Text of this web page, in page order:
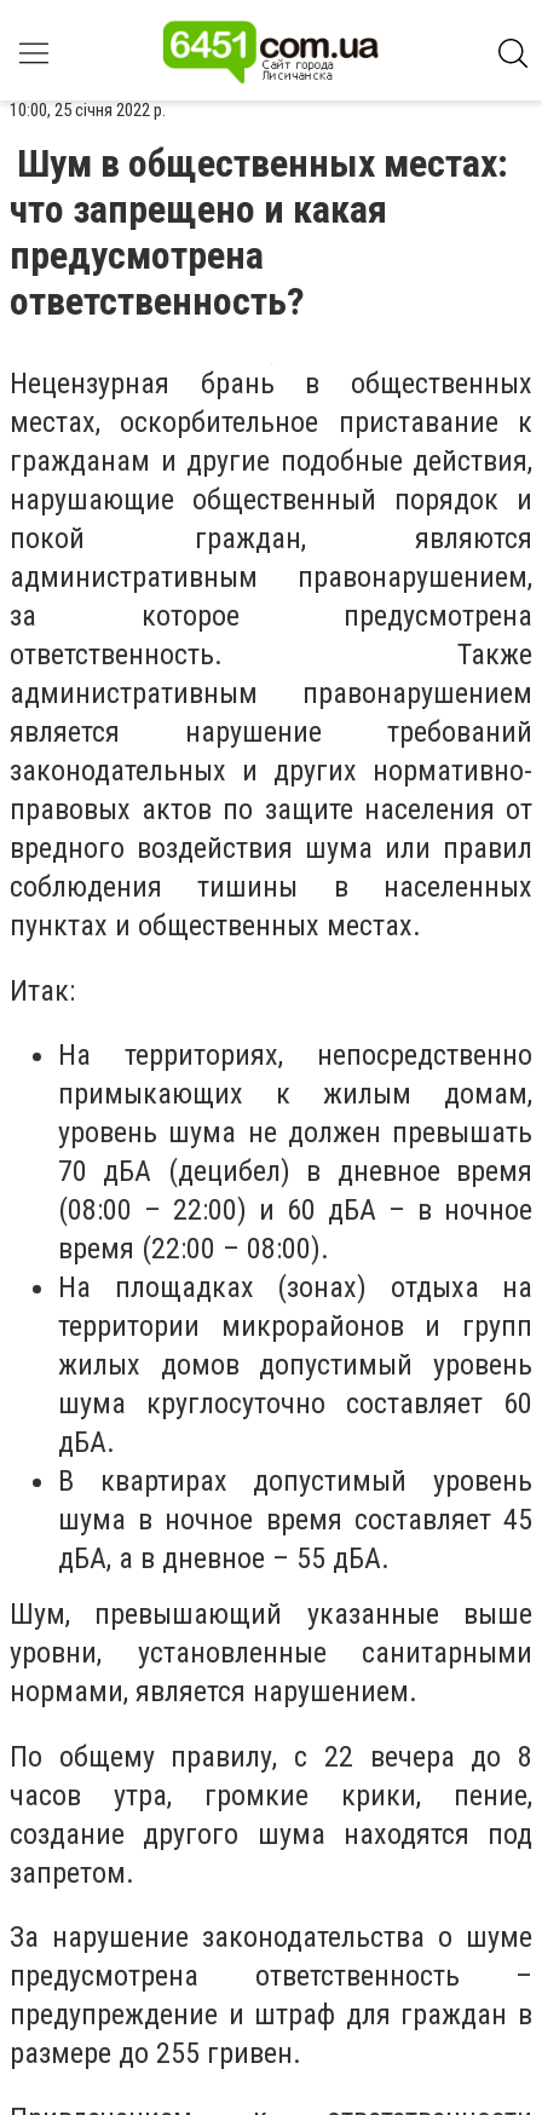
10:00, 25 січня 2022 р.
Шум в общественных местах:
что запрещено и какая
предусмотрена
ответственность?
Нецензурная брань в общественных
местах, оскорбительное приставание к
гражданам и другие подобные действия,
нарушающие общественный порядок и
покой граждан, являются
административным правонарушением,
за которое предусмотрена
ответственность. Также
административным правонарушением
является нарушение требований
законодательных и других нормативно-
правовых актов по защите населения от
вредного воздействия шума или правил
соблюдения тишины в населенных
пунктах и ​​общественных местах.
Итак:
На территориях, непосредственно
примыкающих к жилым домам,
уровень шума не должен превышать
70 дБА (децибел) в дневное время
(08:00 – 22:00) и 60 дБА – в ночное
время (22:00 – 08:00).
На площадках (зонах) отдыха на
территории микрорайонов и групп
жилых домов допустимый уровень
шума круглосуточно составляет 60
дБА.
В квартирах допустимый уровень
шума в ночное время составляет 45
дБА, а в дневное – 55 дБА.
Шум, превышающий указанные выше
уровни, установленные санитарными
нормами, является нарушением.
По общему правилу, с 22 вечера до 8
часов утра, громкие крики, пение,
создание другого шума находятся под
запретом.
За нарушение законодательства о шуме
предусмотрена ответственность –
предупреждение и штраф для граждан в
размере до 255 гривен.